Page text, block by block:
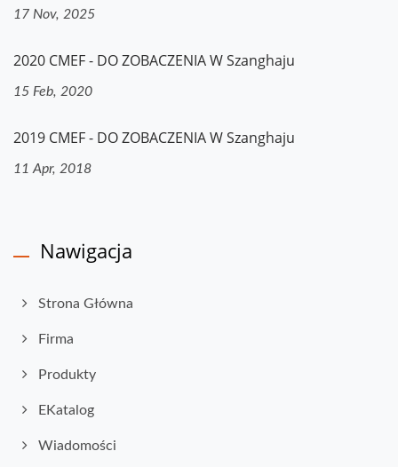
17 Nov, 2025
2020 CMEF - DO ZOBACZENIA W Szanghaju
15 Feb, 2020
2019 CMEF - DO ZOBACZENIA W Szanghaju
11 Apr, 2018
Nawigacja
Strona Główna
Firma
Produkty
EKatalog
Wiadomości